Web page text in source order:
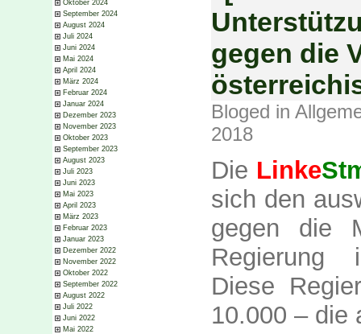
Oktober 2024
September 2024
August 2024
Juli 2024
Juni 2024
Mai 2024
April 2024
März 2024
Februar 2024
Januar 2024
Dezember 2023
November 2023
Oktober 2023
September 2023
August 2023
Juli 2023
Juni 2023
Mai 2023
April 2023
März 2023
Februar 2023
Januar 2023
Dezember 2022
November 2022
Oktober 2022
September 2022
August 2022
Juli 2022
Juni 2022
Mai 2022
gegen die
Bloged in
2018
Die Linke
sich den
gegen die
Regierung
Diese
10.000 – die